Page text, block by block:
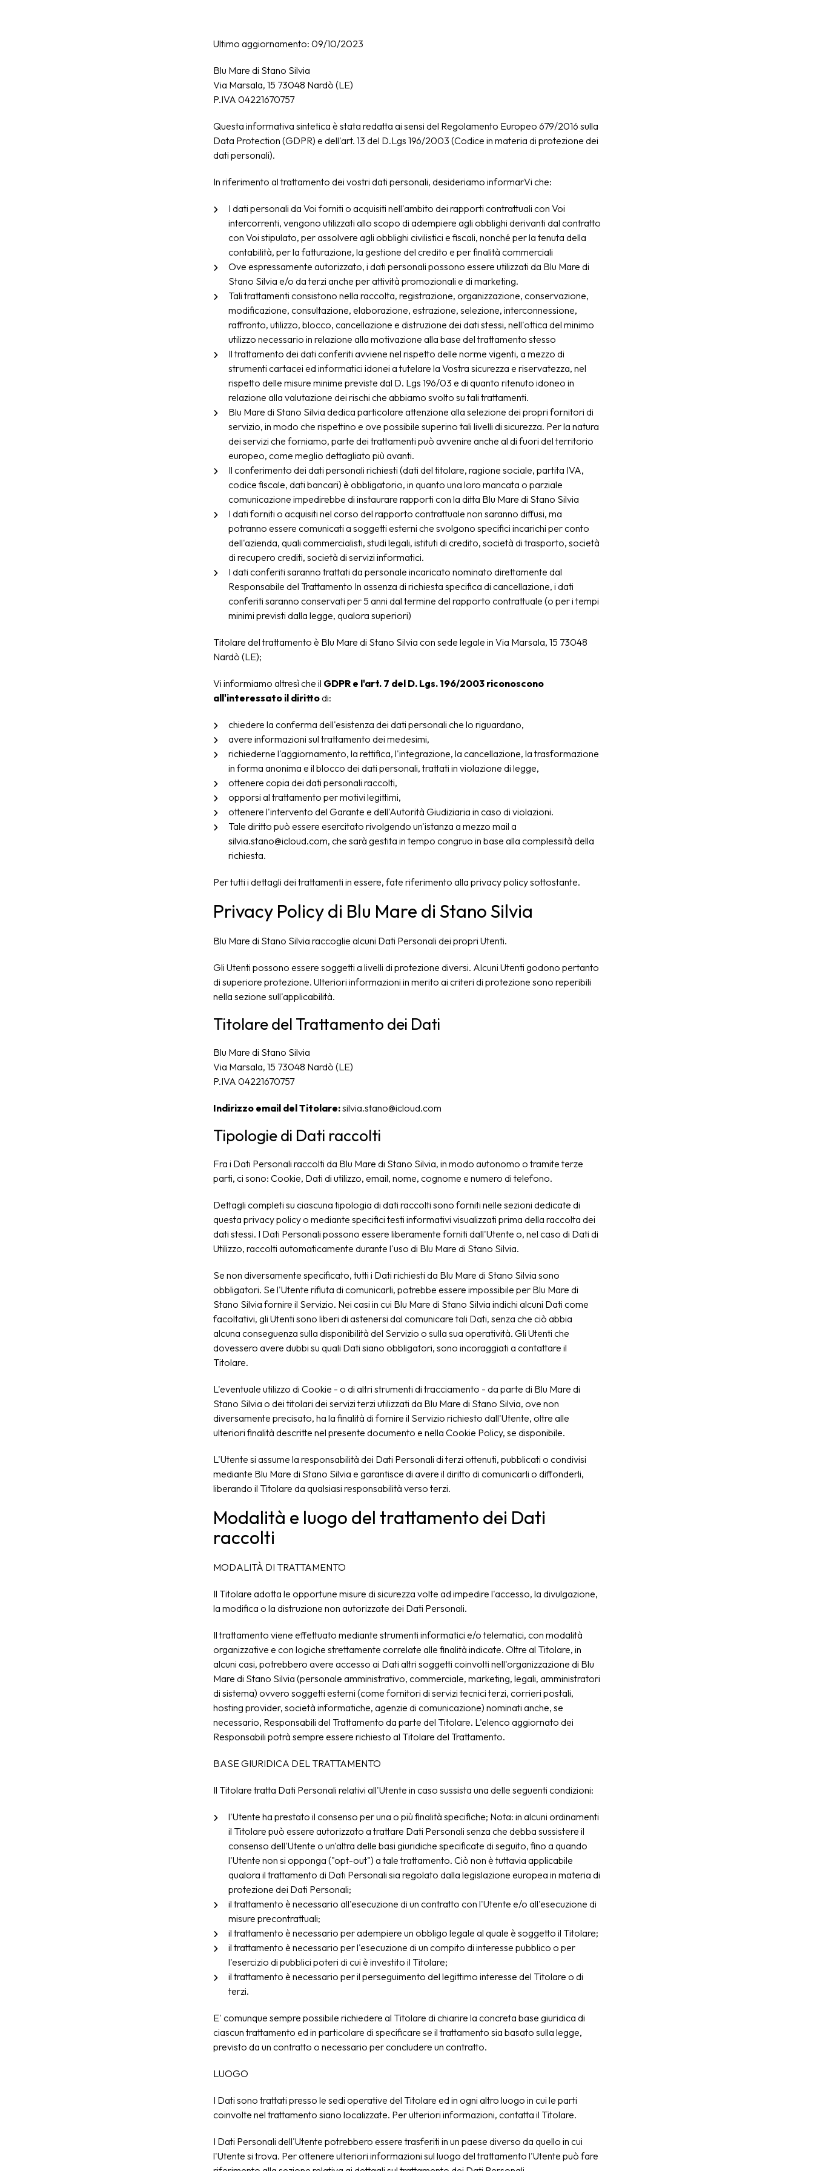
Ultimo aggiornamento: 09/10/2023
Blu Mare di Stano Silvia
Via Marsala, 15 73048 Nardò (LE)
P.IVA 04221670757
Questa informativa sintetica è stata redatta ai sensi del Regolamento Europeo 679/2016 sulla
Data Protection (GDPR) e dell'art. 13 del D.Lgs 196/2003 (Codice in materia di protezione dei
dati personali).
In riferimento al trattamento dei vostri dati personali, desideriamo informarVi che:
I dati personali da Voi forniti o acquisiti nell'ambito dei rapporti contrattuali con Voi
intercorrenti, vengono utilizzati allo scopo di adempiere agli obblighi derivanti dal contratto
con Voi stipulato, per assolvere agli obblighi civilistici e fiscali, nonché per la tenuta della
contabilità, per la fatturazione, la gestione del credito e per finalità commerciali
Ove espressamente autorizzato, i dati personali possono essere utilizzati da Blu Mare di
Stano Silvia e/o da terzi anche per attività promozionali e di marketing.
Tali trattamenti consistono nella raccolta, registrazione, organizzazione, conservazione,
modificazione, consultazione, elaborazione, estrazione, selezione, interconnessione,
raffronto, utilizzo, blocco, cancellazione e distruzione dei dati stessi, nell'ottica del minimo
utilizzo necessario in relazione alla motivazione alla base del trattamento stesso
Il trattamento dei dati conferiti avviene nel rispetto delle norme vigenti, a mezzo di
strumenti cartacei ed informatici idonei a tutelare la Vostra sicurezza e riservatezza, nel
rispetto delle misure minime previste dal D. Lgs 196/03 e di quanto ritenuto idoneo in
relazione alla valutazione dei rischi che abbiamo svolto su tali trattamenti.
Blu Mare di Stano Silvia dedica particolare attenzione alla selezione dei propri fornitori di
servizio, in modo che rispettino e ove possibile superino tali livelli di sicurezza. Per la natura
dei servizi che forniamo, parte dei trattamenti può avvenire anche al di fuori del territorio
europeo, come meglio dettagliato più avanti.
Il conferimento dei dati personali richiesti (dati del titolare, ragione sociale, partita IVA,
codice fiscale, dati bancari) è obbligatorio, in quanto una loro mancata o parziale
comunicazione impedirebbe di instaurare rapporti con la ditta Blu Mare di Stano Silvia
I dati forniti o acquisiti nel corso del rapporto contrattuale non saranno diffusi, ma
potranno essere comunicati a soggetti esterni che svolgono specifici incarichi per conto
dell'azienda, quali commercialisti, studi legali, istituti di credito, società di trasporto, società
di recupero crediti, società di servizi informatici.
I dati conferiti saranno trattati da personale incaricato nominato direttamente dal
Responsabile del Trattamento In assenza di richiesta specifica di cancellazione, i dati
conferiti saranno conservati per 5 anni dal termine del rapporto contrattuale (o per i tempi
minimi previsti dalla legge, qualora superiori)
Titolare del trattamento è Blu Mare di Stano Silvia con sede legale in Via Marsala, 15 73048
Nardò (LE);
Vi informiamo altresì che il GDPR e l'art. 7 del D. Lgs. 196/2003 riconoscono
all'interessato il dirittodi:
chiedere la conferma dell'esistenza dei dati personali che lo riguardano,
avere informazioni sul trattamento dei medesimi,
richiederne l'aggiornamento, la rettifica, l'integrazione, la cancellazione, la trasformazione
in forma anonima e il blocco dei dati personali, trattati in violazione di legge,
ottenere copia dei dati personali raccolti,
opporsi al trattamento per motivi legittimi,
ottenere l'intervento del Garante e dell'Autorità Giudiziaria in caso di violazioni.
Tale diritto può essere esercitato rivolgendo un'istanza a mezzo mail a
silvia.stano@icloud.com, che sarà gestita in tempo congruo in base alla complessità della
richiesta.
Per tutti i dettagli dei trattamenti in essere, fate riferimento alla privacy policy sottostante.
Privacy Policy di Blu Mare di Stano Silvia
Blu Mare di Stano Silvia raccoglie alcuni Dati Personali dei propri Utenti.
Gli Utenti possono essere soggetti a livelli di protezione diversi. Alcuni Utenti godono pertanto
di superiore protezione. Ulteriori informazioni in merito ai criteri di protezione sono reperibili
nella sezione sull'applicabilità.
Titolare del Trattamento dei Dati
Blu Mare di Stano Silvia
Via Marsala, 15 73048 Nardò (LE)
P.IVA 04221670757
Indirizzo email del Titolare:silvia.stano@icloud.com
Tipologie di Dati raccolti
Fra i Dati Personali raccolti da Blu Mare di Stano Silvia, in modo autonomo o tramite terze
parti, ci sono: Cookie, Dati di utilizzo, email, nome, cognome e numero di telefono.
Dettagli completi su ciascuna tipologia di dati raccolti sono forniti nelle sezioni dedicate di
questa privacy policy o mediante specifici testi informativi visualizzati prima della raccolta dei
dati stessi. I Dati Personali possono essere liberamente forniti dall'Utente o, nel caso di Dati di
Utilizzo, raccolti automaticamente durante l'uso di Blu Mare di Stano Silvia.
Se non diversamente specificato, tutti i Dati richiesti da Blu Mare di Stano Silvia sono
obbligatori. Se l'Utente rifiuta di comunicarli, potrebbe essere impossibile per Blu Mare di
Stano Silvia fornire il Servizio. Nei casi in cui Blu Mare di Stano Silvia indichi alcuni Dati come
facoltativi, gli Utenti sono liberi di astenersi dal comunicare tali Dati, senza che ciò abbia
alcuna conseguenza sulla disponibilità del Servizio o sulla sua operatività. Gli Utenti che
dovessero avere dubbi su quali Dati siano obbligatori, sono incoraggiati a contattare il
Titolare.
L'eventuale utilizzo di Cookie - o di altri strumenti di tracciamento - da parte di Blu Mare di
Stano Silvia o dei titolari dei servizi terzi utilizzati da Blu Mare di Stano Silvia, ove non
diversamente precisato, ha la finalità di fornire il Servizio richiesto dall'Utente, oltre alle
ulteriori finalità descritte nel presente documento e nella Cookie Policy, se disponibile.
L'Utente si assume la responsabilità dei Dati Personali di terzi ottenuti, pubblicati o condivisi
mediante Blu Mare di Stano Silvia e garantisce di avere il diritto di comunicarli o diffonderli,
liberando il Titolare da qualsiasi responsabilità verso terzi.
Modalità e luogo del trattamento dei Dati
raccolti
MODALITÀ DI TRATTAMENTO
Il Titolare adotta le opportune misure di sicurezza volte ad impedire l'accesso, la divulgazione,
la modifica o la distruzione non autorizzate dei Dati Personali.
Il trattamento viene effettuato mediante strumenti informatici e/o telematici, con modalità
organizzative e con logiche strettamente correlate alle finalità indicate. Oltre al Titolare, in
alcuni casi, potrebbero avere accesso ai Dati altri soggetti coinvolti nell'organizzazione di Blu
Mare di Stano Silvia (personale amministrativo, commerciale, marketing, legali, amministratori
di sistema) ovvero soggetti esterni (come fornitori di servizi tecnici terzi, corrieri postali,
hosting provider, società informatiche, agenzie di comunicazione) nominati anche, se
necessario, Responsabili del Trattamento da parte del Titolare. L'elenco aggiornato dei
Responsabili potrà sempre essere richiesto al Titolare del Trattamento.
BASE GIURIDICA DEL TRATTAMENTO
Il Titolare tratta Dati Personali relativi all'Utente in caso sussista una delle seguenti condizioni:
l'Utente ha prestato il consenso per una o più finalità specifiche; Nota: in alcuni ordinamenti
il Titolare può essere autorizzato a trattare Dati Personali senza che debba sussistere il
consenso dell'Utente o un'altra delle basi giuridiche specificate di seguito, fino a quando
l'Utente non si opponga ("opt-out") a tale trattamento. Ciò non è tuttavia applicabile
qualora il trattamento di Dati Personali sia regolato dalla legislazione europea in materia di
protezione dei Dati Personali;
il trattamento è necessario all'esecuzione di un contratto con l'Utente e/o all'esecuzione di
misure precontrattuali;
il trattamento è necessario per adempiere un obbligo legale al quale è soggetto il Titolare;
il trattamento è necessario per l'esecuzione di un compito di interesse pubblico o per
l'esercizio di pubblici poteri di cui è investito il Titolare;
il trattamento è necessario per il perseguimento del legittimo interesse del Titolare o di
terzi.
E' comunque sempre possibile richiedere al Titolare di chiarire la concreta base giuridica di
ciascun trattamento ed in particolare di specificare se il trattamento sia basato sulla legge,
previsto da un contratto o necessario per concludere un contratto.
LUOGO
I Dati sono trattati presso le sedi operative del Titolare ed in ogni altro luogo in cui le parti
coinvolte nel trattamento siano localizzate. Per ulteriori informazioni, contatta il Titolare.
I Dati Personali dell'Utente potrebbero essere trasferiti in un paese diverso da quello in cui
l'Utente si trova. Per ottenere ulteriori informazioni sul luogo del trattamento l'Utente può fare